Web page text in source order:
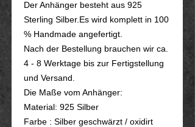
Der Anhänger besteht aus 925
Sterling Silber.Es wird komplett in 100
% Handmade angefertigt.
Nach der Bestellung brauchen wir ca.
4 - 8 Werktage bis zur Fertigstellung
und Versand.
Die Maße vom Anhänger:
Material: 925 Silber
Farbe : Silber geschwärzt / oxidirt